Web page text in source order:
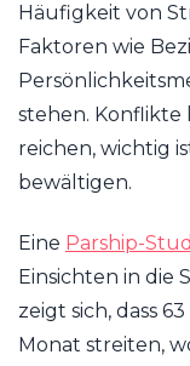
Häufigkeit von
Faktoren wie
stehen. Konflikte
reichen, wichtig
bewältigen.
Eine Parship-
Einsichten in die
zeigt sich, dass
Monat streiten,